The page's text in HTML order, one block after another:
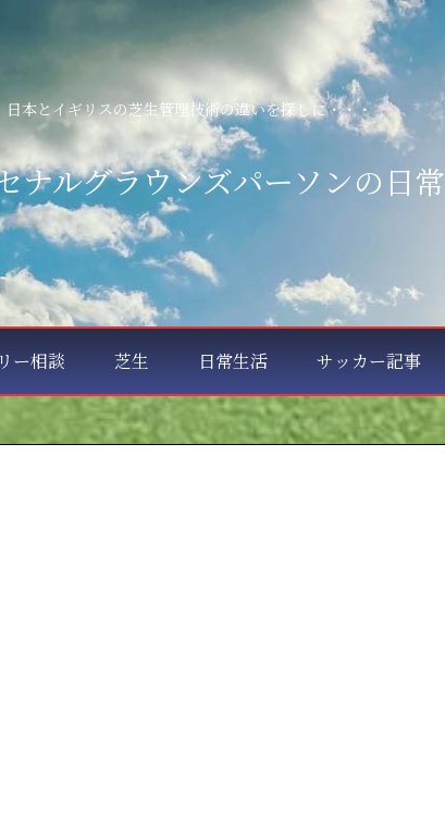
日本とイギリスの芝生管理技術の違いを探しに・・・
ナルグラウンズパーソンの日常
ー相談 芝生 日常生活 サッカー記事